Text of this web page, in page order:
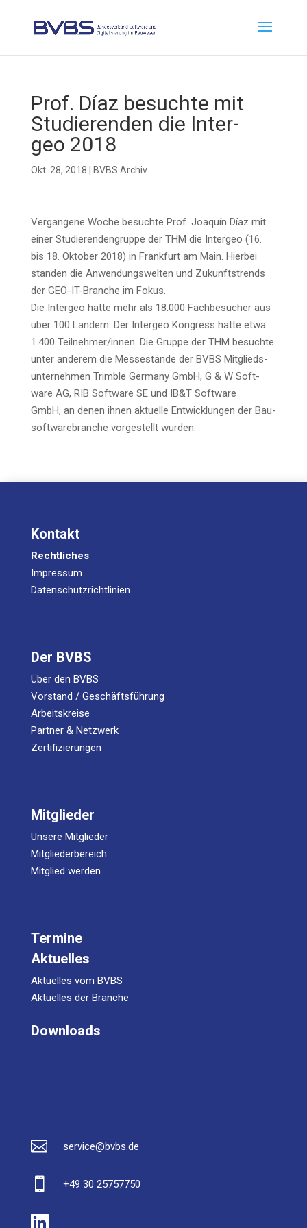
Prof. Díaz besuch­te mit
Stu­die­ren­den die Inter­
geo 2018
Okt. 28, 2018 BVBS Archiv
Ver­gan­ge­ne Woche besuch­te Prof. Joa­quín Díaz mit
einer Stu­die­ren­den­grup­pe der THM die Inter­geo (16.
bis 18. Okto­ber 2018) in Frank­furt am Main. Hier­bei
stan­den die Anwen­dungs­wel­ten und Zukunfts­trends
der GEO-IT-Bran­che im Fokus.
Die Inter­geo hat­te mehr als 18.000 Fach­be­su­cher aus
über 100 Län­dern. Der Inter­geo Kon­gress hat­te etwa
1.400 Teilnehmer/innen. Die Grup­pe der THM besuch­te
unter ande­rem die Mes­se­stän­de der BVBS Mit­glieds­
un­ter­neh­men Trim­ble Ger­ma­ny GmbH, G & W Soft­
ware AG, RIB Soft­ware SE und IB&T Soft­ware
GmbH, an denen ihnen aktu­el­le Ent­wick­lun­gen der Bau­
soft­ware­bran­che vor­ge­stellt wurden.
Kontakt
Rechtliches
Impressum
Datenschutzrichtlinien
Der BVBS
Über den BVBS
Vorstand / Geschäftsführung
Arbeitskreise
Partner & Netzwerk
Zertifizierungen
Mitglieder
Unsere Mitglieder
Mitgliederbereich
Mitglied werden
Termine
Aktuelles
Aktuelles vom BVBS
Aktuelles der Branche
Downloads
 service@bvbs.de
 +49 30 25757750